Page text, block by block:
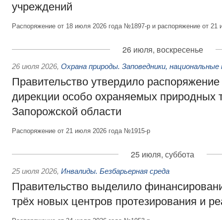
учреждений
Распоряжение от 18 июля 2026 года №1897-р и распоряжение от
26 июля, воскресенье
26 июля 2026, Охрана природы. Заповедники, национальные
Правительство утвердило
дирекции особо охраняемых природных
Запорожской области
Распоряжение от 21 июля 2026 года №1915-р
25 июля, суббота
25 июля 2026, Инвалиды. Безбарьерная среда
Правительство выделило
трёх новых центров протезирования и